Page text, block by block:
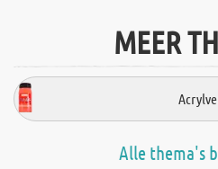
MEER
Alle thema's